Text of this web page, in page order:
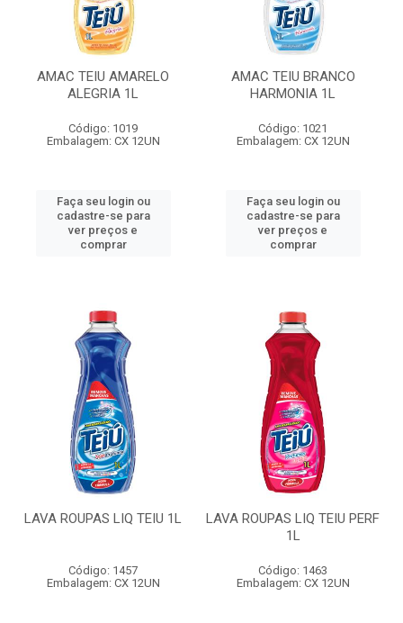
AMAC TEIU AMARELO
ALEGRIA 1L
Código: 1019
Embalagem: CX 12UN
Faça seu login ou
cadastre-se para
ver preços e
comprar
AMAC TEIU BRANCO
HARMONIA 1L
Código: 1021
Embalagem: CX 12UN
Faça seu login ou
cadastre-se para
ver preços e
comprar
LAVA ROUPAS LIQ TEIU 1L
Código: 1457
Embalagem: CX 12UN
LAVA ROUPAS LIQ TEIU PERF
1L
Código: 1463
Embalagem: CX 12UN